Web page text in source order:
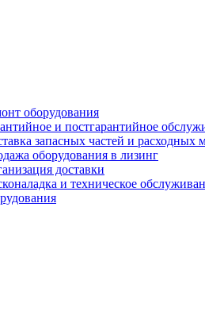
оборудования
и постгарантийное
запасных частей и расходных
оборудования в лизинг
доставки
и техническое